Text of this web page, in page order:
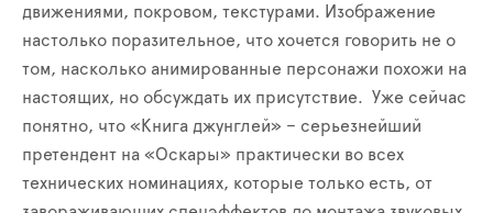
движениями, покровом, текстурами. Изображение
настолько поразительное, что хочется говорить не о
том, насколько анимированные персонажи похожи на
настоящих, но обсуждать их присутствие. Уже сейчас
понятно, что «Книга джунглей» – серьезнейший
претендент на «Оскары» практически во всех
технических номинациях, которые только есть, от